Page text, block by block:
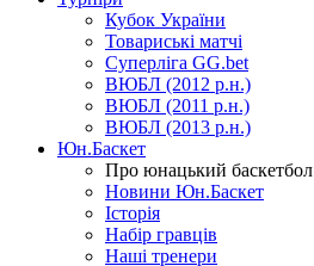
Кубок України
Товариські матчі
Суперліга GG.bet
ВЮБЛ (2012 р.н.)
ВЮБЛ (2011 р.н.)
ВЮБЛ (2013 р.н.)
Юн.Баскет
Про юнацький баскетбол
Новини Юн.Баскет
Історія
Набір гравців
Наші тренери